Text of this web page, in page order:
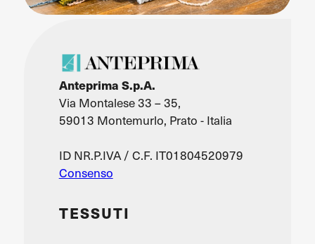
Anteprima S.p.A.
Via Montalese 33 – 35,
59013 Montemurlo, Prato - Italia
ID NR.P.IVA / C.F. IT01804520979
Consenso
TESSUTI